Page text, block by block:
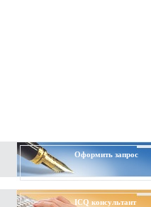
Оформить запрос
ICQконсультант